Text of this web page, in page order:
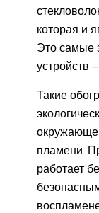
которая и
Это самые
устройств
Такие
пламени.
работает